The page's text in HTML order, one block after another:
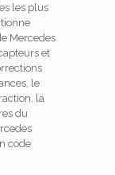
les plus
Mercedes
et
le
la
du
code